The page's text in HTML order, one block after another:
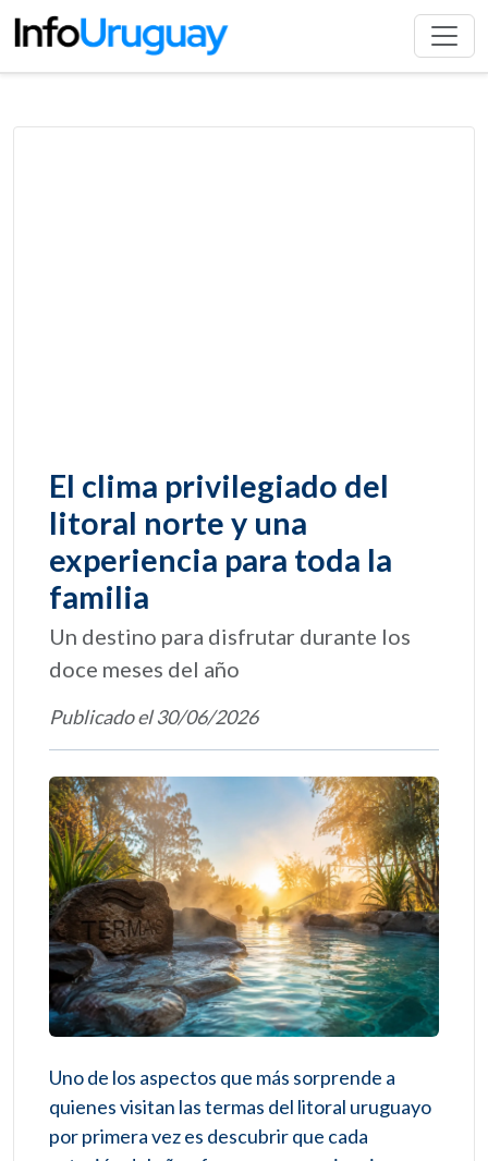
El clima privilegiado del
litoral norte y una
experiencia para toda la
familia
Un destino para disfrutar durante los
doce meses del año
Publicado el 30/06/2026
Uno de los aspectos que más sorprende a
quienes visitan las termas del litoral uruguayo
por primera vez es descubrir que cada